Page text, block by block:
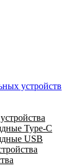
устройств
Type-C
USB